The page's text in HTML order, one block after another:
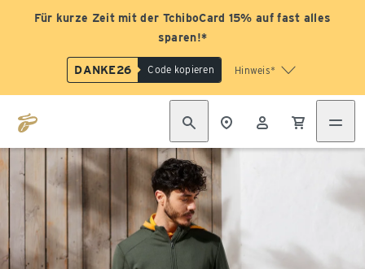
Für kurze Zeit mit der TchiboCard 15% auf fast alles
sparen!*
DANKE26 Code kopieren Hinweis*